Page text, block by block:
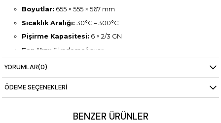
Boyutlar: 655 × 555 × 567 mm
Sıcaklık Aralığı: 30°C – 300°C
Pişirme Kapasitesi: 6 × 2/3 GN
Fan Hızı: 5 kademeli ayar
Yıkama Sistemi:
YORUMLAR(0)
ÖDEME SEÇENEKLERI
BENZER ÜRÜNLER